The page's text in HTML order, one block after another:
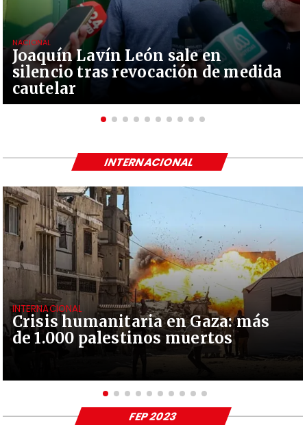
Joaquín Lavín León sale en
silencio tras revocación de medida
cautelar
NACIONAL
Crisis humanitaria en Gaza: más
de 1.000 palestinos muertos
INTERNACIONAL
INTERNACIONAL
FEP 2023